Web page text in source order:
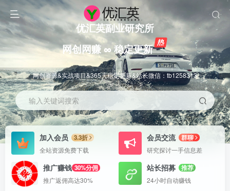
优汇英副业研究所
网创网赚 ∞ 稳定更新
网创资源&实战项目&365天稳定更新&站长微信：tb1258313
输入关键词搜索
加入会员
3.3折
全站资源免费下载
会员交流
群聊
研究探讨一手信息差
推广赚钱 30%分佣
推广返佣高达30%
站长招募
推荐
24小时自动赚钱